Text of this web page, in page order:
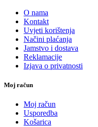
O nama
Kontakt
Uvjeti korištenja
Načini plaćanja
Jamstvo i dostava
Reklamacije
Izjava o privatnosti
Moj račun
Moj račun
Usporedba
Košarica